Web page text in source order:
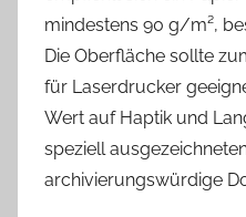
mindestens 90 g/m²,
Die Oberfläche sollte
für Laserdrucker
Wert auf Haptik und
speziell
archivierungswürdige